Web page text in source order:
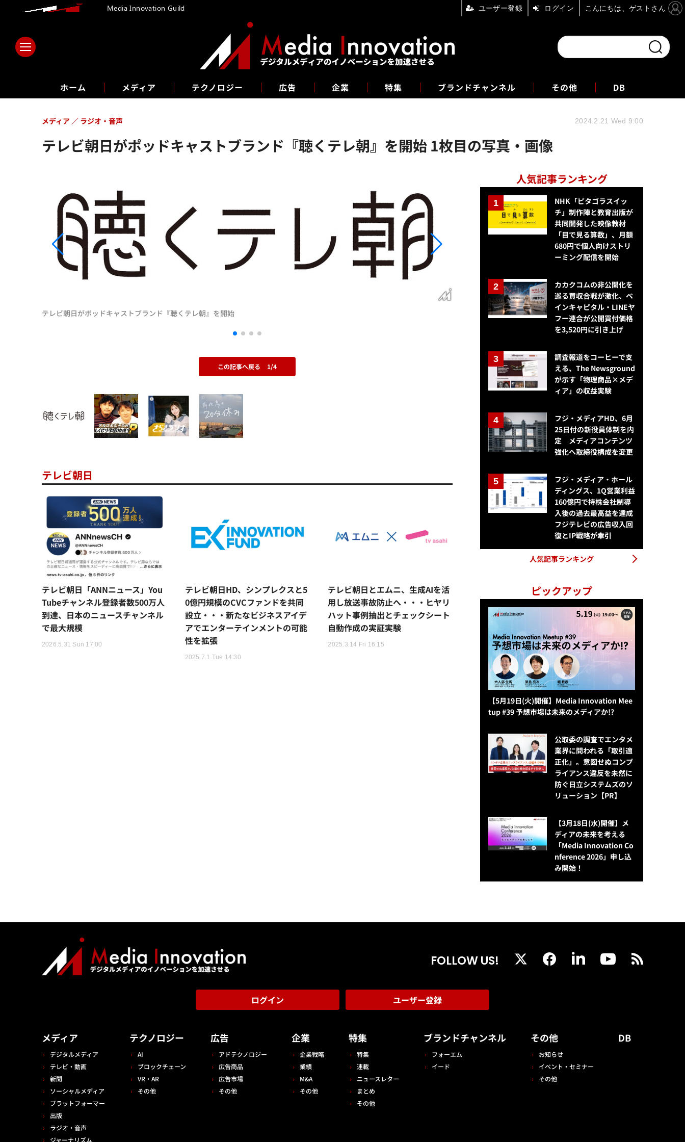
ホーム メディア テクノロジー 広告 企業 特集 ブランドチャンネル
フォーエム その他 DB
テレビ朝日がポッドキャストブランド『聴くテレ朝』を開始 1枚目の写真・画像
メディア ラジオ・音声 2024.2.21 Wed 9:00
テレビ朝日がポッドキャストブランド『聴くテレ朝』を開始
テレビ朝日がポッドキャストブランド『聴くテレ朝』を開始
この記事へ戻る 1/4
テレビ朝日
テレビ朝日「ANNニュース」You
Tubeチャンネル登録者数500万人
到達、日本のニュースチャンネル
で最大規模
2026.5.31 Sun 17:00
テレビ朝日HD、シンプレクスと5
0億円規模のCVCファンドを共同
設立・・・新たなビジネスアイデ
アでエンターテインメントの可能
性を拡張
2025.7.1 Tue 14:30
テレビ朝日とエムニ、生成AIを活
用し放送事故防止へ・・・ヒヤリ
ハット事例抽出とチェックシート
自動作成の実証実験
2025.3.14 Fri 16:15
人気記事ランキング
NHK「ピタゴラスイッ
チ」制作陣と教育出版が
共同開発した映像教材
「目で見る算数」、月額
680円で個人向けストリ
ーミング配信を開始
カカクコムの非公開化を
巡る買収合戦が激化、ベ
インキャピタル・LINEヤ
フー連合が公開買付価格
を3,520円に引き上げ
調査報道をコーヒーで支
える、The Newsground
が示す「物理商品×メデ
ィア」の収益実験
フジ・メディアHD、6月
25日付の新役員体制を内
定 メディアコンテンツ
強化へ取締役構成を変更
フジ・メディア・ホール
ディングス、1Q営業利益
160億円で持株会社制導
入後の過去最高益を達成
フジテレビの広告収入回
復とIP戦略が牽引
人気記事ランキング
ピックアップ
【5月19日(火)開催】Media Innovation Mee
tup #39 予想市場は未来のメディアか!?
公​​取委の調査でエンタメ
業界に問われる「取引適
正化」。意図せぬコンプ
ライアンス違反を未然に
防ぐ日立システムズのソ
リューション​【PR】
【3月18日(水)開催】メ
ディアの未来を考える
「Media Innovation Co
nference 2026」申し込
み開始！
FOLLOW US!
ログイン ユーザー登録
メディア
デジタルメディア
テレビ・動画
新聞
ソーシャルメディア
プラットフォーマー
出版
ラジオ・音声
ジャーナリズム
テクノロジー
AI
ブロックチェーン
VR・AR
その他
広告
アドテクノロジー
広告商品
広告市場
その他
企業
企業戦略
業績
M&A
その他
特集
特集
連載
ニュースレター
まとめ
その他
ブランドチャンネル
フォーエム
イード
その他
お知らせ
イベント・セミナー
その他
DB
Media Innovation Guild ユーザー登録 ログイン こんにちは、ゲストさん